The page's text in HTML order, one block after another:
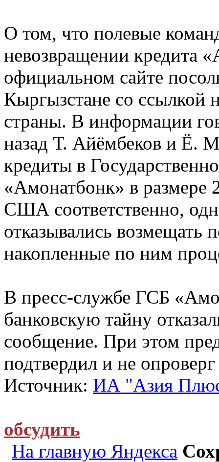
О том, что полевые
невозвращении кредита
официальном сайте
Кыргызстане со ссылкой
страны. В информации
назад Т. Айёмбеков и Ё.
кредиты в
«Амонатбонк» в размере
США соответственно,
отказывались возмещать
накопленные по ним
В пресс-службе ГСБ
банковскую тайну
сообщение. При этом
подтвердил и не
Источник: ИА "Азия
обсудить
На главную Яндекса